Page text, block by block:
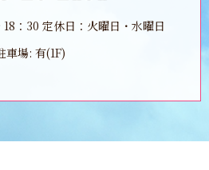
：30 定休日：火曜日・水曜日
車場: 有(1F)